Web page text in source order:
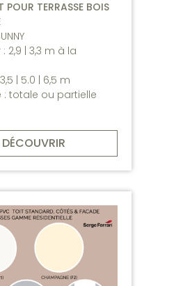
POUR TERRASSE BOIS
2,9 | 3,3 m à la
| 5.0 | 6,5 m
: totale ou partielle
DÉCOUVRIR